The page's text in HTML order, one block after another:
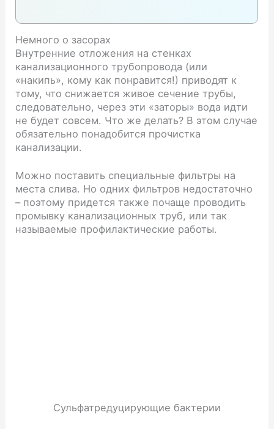
Немного о засорах
Внутренние отложения на стенках
канализационного трубопровода (или
«накипь», кому как понравится!) приводят к
тому, что снижается живое сечение трубы,
следовательно, через эти «заторы» вода идти
не будет совсем. Что же делать? В этом случае
обязательно понадобится прочистка
канализации.
Можно поставить специальные фильтры на
места слива. Но одних фильтров недостаточно
– поэтому придется также почаще проводить
промывку канализационных труб, или так
называемые профилактические работы.
Сульфатредуцирующие бактерии